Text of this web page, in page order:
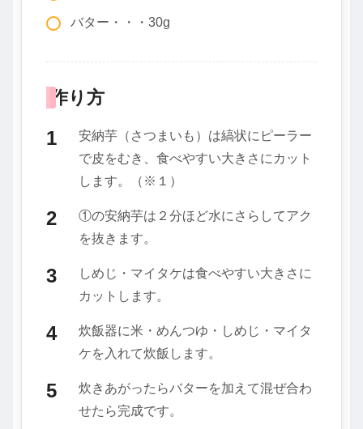
バター・・・30g
作り方
安納芋（さつまいも）は縞状にピーラー
で皮をむき、食べやすい大きさにカット
します。（※１）
①の安納芋は２分ほど水にさらしてアク
を抜きます。
しめじ・マイタケは食べやすい大きさに
カットします。
炊飯器に米・めんつゆ・しめじ・マイタ
ケを入れて炊飯します。
炊きあがったらバターを加えて混ぜ合わ
せたら完成です。